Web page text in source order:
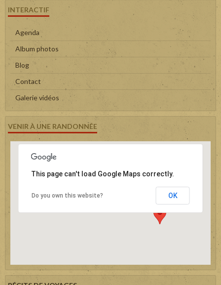
INTERACTIF
Agenda
Album photos
Blog
Contact
Galerie vidéos
VENIR À UNE RANDONNÉE
This page can't load Google Maps correctly.
Do you own this website? OK